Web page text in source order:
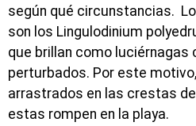
según qué circunstancias.
son los Lingulodinium
que brillan como luciérnagas
perturbados. Por este
arrastrados en las crestas
estas rompen en la playa.